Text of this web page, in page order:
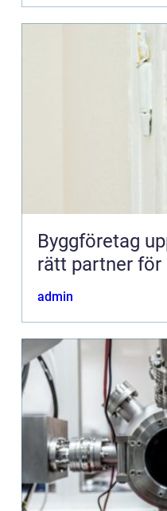
Byggföretag uppsala
rätt partner för
admin